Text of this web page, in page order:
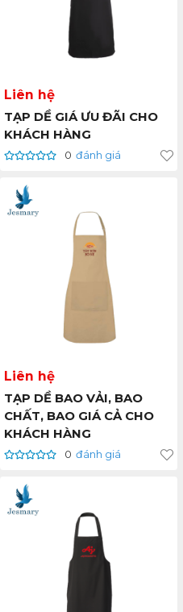
Liên hệ
TẠP DỀ GIÁ ƯU ĐÃI CHO
KHÁCH HÀNG
0 đánh giá
Liên hệ
TẠP DỀ BAO VẢI, BAO
CHẤT, BAO GIÁ CẢ CHO
KHÁCH HÀNG
0 đánh giá